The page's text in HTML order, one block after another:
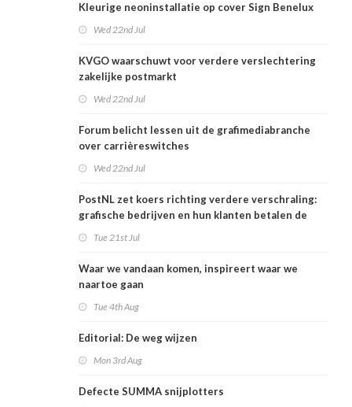
Kleurige neoninstallatie op cover Sign Benelux
Wed 22nd Jul
KVGO waarschuwt voor verdere verslechtering
zakelijke postmarkt
Wed 22nd Jul
Forum belicht lessen uit de grafimediabranche
over carrièreswitches
Wed 22nd Jul
PostNL zet koers richting verdere verschraling:
grafische bedrijven en hun klanten betalen de
Tue 21st Jul
Waar we vandaan komen, inspireert waar we
naartoe gaan
Tue 4th Aug
Editorial: De weg wijzen
Mon 3rd Aug
Defecte SUMMA snijplotters